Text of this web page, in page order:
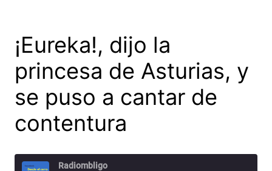
¡Eureka!, dijo la
princesa de Asturias, y
se puso a cantar de
contentura
Radiombligo